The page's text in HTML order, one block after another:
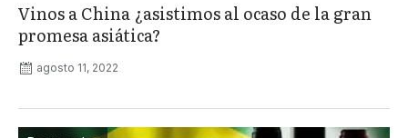
Vinos a China ¿asistimos al ocaso de la gran
promesa asiática?
agosto 11, 2022